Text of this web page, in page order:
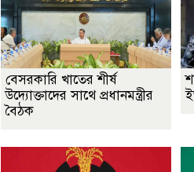
বেসরকারি খাতের শীর্ষ
উদ্যোক্তাদের সাথে প্রধানমন্ত্রীর
বৈঠক